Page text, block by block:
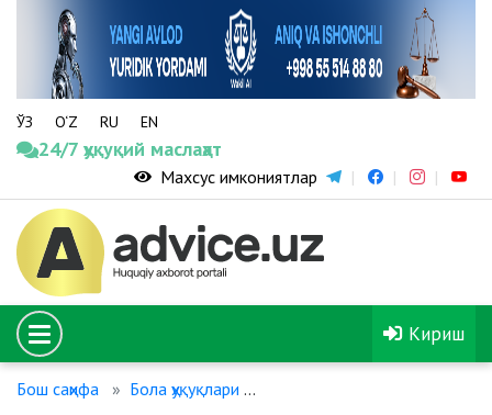
ЎЗ O‘Z RU EN
24/7 ҳуқуқий маслаҳат
Махсус имкониятлар
Кириш
Бош саҳифа Бола ҳуқуқлари